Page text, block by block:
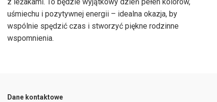
uśmiechu i pozytywnej energii – idealna okazja, by
wspólnie spędzić czas i stworzyć piękne rodzinne
wspomnienia.
Dane kontaktowe